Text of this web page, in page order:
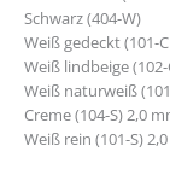
Schwarz (404-W)
Weiß gedeckt (101-
Weiß lindbeige (102-
Weiß naturweiß
Creme (104-S) 2,0
Weiß rein (101-S)